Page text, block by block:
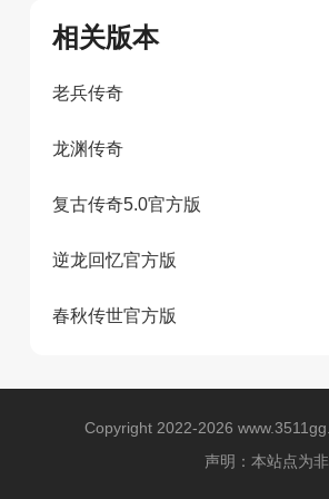
相关版本
老兵传奇
龙渊传奇
复古传奇5.0官方版
逆龙回忆官方版
春秋传世官方版
Copyright 2022-2026
声明：本站点为